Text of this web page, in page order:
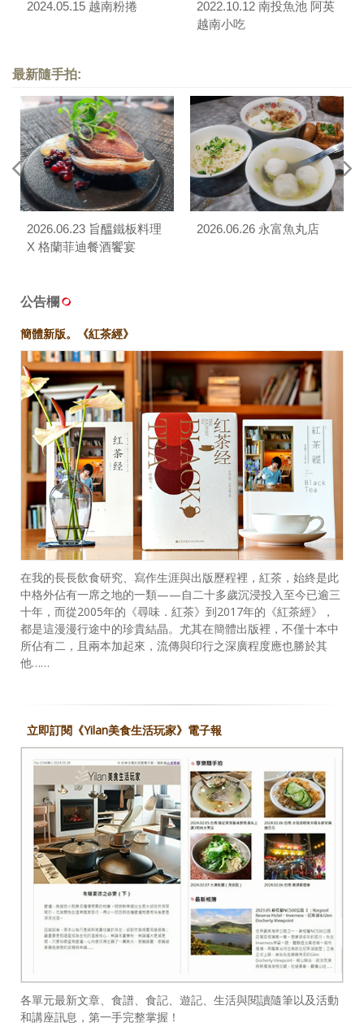
2024.05.15 越南粉捲
2022.10.12 南投魚池 阿英
越南小吃
最新隨手拍:
2026.06.23 旨醞鐵板料理
X 格蘭菲迪餐酒饗宴
2026.06.26 永富魚丸店
公告欄
簡體新版。《紅茶經》
在我的長長飲食研究、寫作生涯與出版歷程裡，紅茶，始終是此
中格外佔有一席之地的一類——自二十多歲沉浸投入至今已逾三
十年，而從2005年的《尋味．紅茶》到2017年的《紅茶經》，
都是這漫漫行途中的珍貴結晶。尤其在簡體出版裡，不僅十本中
所佔有二，且兩本加起來，流傳與印行之深廣程度應也勝於其
他……
立即訂閱《Yilan美食生活玩家》電子報
各單元最新文章、食譜、食記、遊記、生活與閱讀隨筆以及活動
和講座訊息，第一手完整掌握！